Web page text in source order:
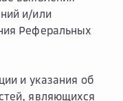
и/или
Реферальных
и указания об
являющихся